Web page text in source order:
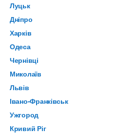
Луцьк
Дніпро
Харків
Одеса
Чернівці
Миколаїв
Львів
Івано-Франківськ
Ужгород
Кривий Ріг